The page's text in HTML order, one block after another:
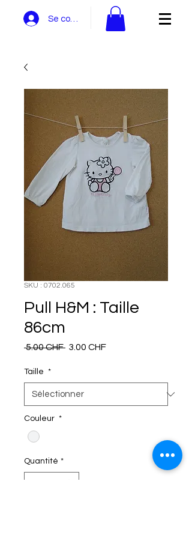
Se connecter
SKU : 0702.065
Pull H&M : Taille
86cm
5.00 CHF Prix
3.00 CHFPrix
Taille *
Couleur *
Quantité *